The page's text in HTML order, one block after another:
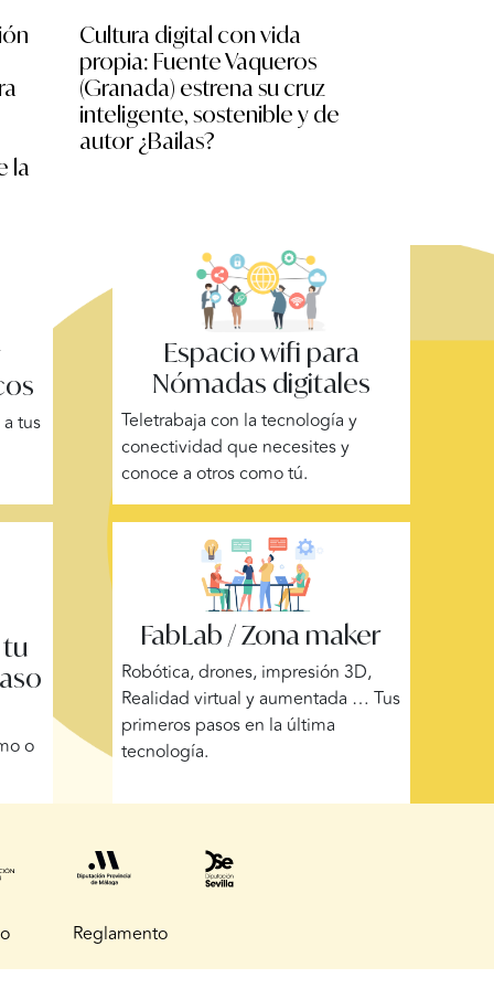
la
Cultura digital con vida
propia: Fuente Vaqueros
(Granada) estrena su cruz
inteligente, sostenible y de
autor ¿Bailas?
tus
Espacio wifi para
Nómadas digitales
Teletrabaja con la tecnología y
conectividad que necesites y
conoce a otros como tú.
o
FabLab / Zona maker
Robótica, drones, impresión 3D,
Realidad virtual y aumentada … Tus
primeros pasos en la última
tecnología.
Reglamento